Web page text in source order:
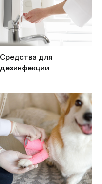
Средства для
дезинфекции